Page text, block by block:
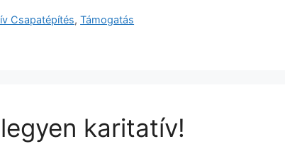
Csapatépítés,Támogatás
karitatív!